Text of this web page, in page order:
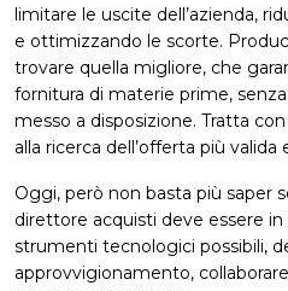
limitare le uscite dell’azienda,
e ottimizzando le scorte.
trovare quella migliore, che
fornitura di materie prime,
messo a disposizione. Tratta
alla ricerca dell’offerta più valida
Oggi, però non basta più saper
direttore acquisti deve essere
strumenti tecnologici possibili,
approvvigionamento,